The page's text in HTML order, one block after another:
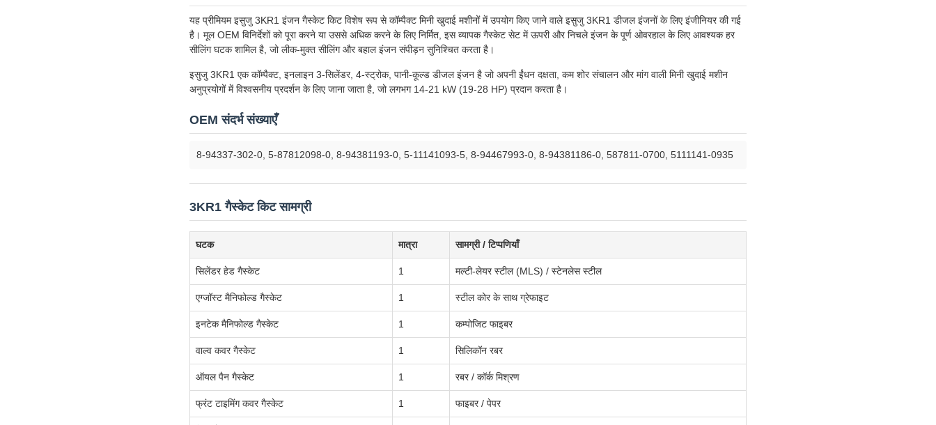
यह प्रीमियम इसुजु 3KR1 इंजन गैस्केट किट विशेष रूप से कॉम्पैक्ट मिनी खुदाई मशीनों में उपयोग किए जाने वाले इसुजु 3KR1 डीजल इंजनों के लिए इंजीनियर की गई
है। मूल OEM विनिर्देशों को पूरा करने या उससे अधिक करने के लिए निर्मित, इस व्यापक गैस्केट सेट में ऊपरी और निचले इंजन के पूर्ण ओवरहाल के लिए आवश्यक हर
सीलिंग घटक शामिल है, जो लीक-मुक्त सीलिंग और बहाल इंजन संपीड़न सुनिश्चित करता है।
इसुजु 3KR1 एक कॉम्पैक्ट, इनलाइन 3-सिलेंडर, 4-स्ट्रोक, पानी-कूल्ड डीजल इंजन है जो अपनी ईंधन दक्षता, कम शोर संचालन और मांग वाली मिनी खुदाई मशीन
अनुप्रयोगों में विश्वसनीय प्रदर्शन के लिए जाना जाता है, जो लगभग 14-21 kW (19-28 HP) प्रदान करता है।
OEM संदर्भ संख्याएँ
8-94337-302-0, 5-87812098-0, 8-94381193-0, 5-11141093-5, 8-94467993-0, 8-94381186-0, 587811-0700, 5111141-0935
3KR1 गैस्केट किट सामग्री
घटक मात्रा सामग्री / टिप्पणियाँ
सिलेंडर हेड गैस्केट 1 मल्टी-लेयर स्टील (MLS) / स्टेनलेस स्टील
एग्जॉस्ट मैनिफोल्ड गैस्केट 1 स्टील कोर के साथ ग्रेफाइट
इनटेक मैनिफोल्ड गैस्केट 1 कम्पोजिट फाइबर
वाल्व कवर गैस्केट 1 सिलिकॉन रबर
ऑयल पैन गैस्केट 1 रबर / कॉर्क मिश्रण
फ्रंट टाइमिंग कवर गैस्केट 1 फाइबर / पेपर